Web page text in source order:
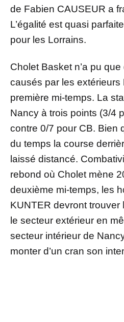
de Fabien CAUSEUR a
L’égalité est quasi
pour les Lorrains.
Cholet Basket n’a pu
causés par les extérieurs
première mi-temps. La
Nancy à trois points (3/4
contre 0/7 pour CB. Bien
du temps la course
laissé distancé.
rebond où Cholet mène
deuxième mi-temps, les
KUNTER devront
le secteur extérieur en
secteur intérieur de
monter d’un cran son